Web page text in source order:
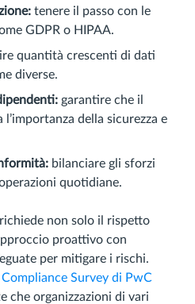
tenere il passo con le
GDPR o HIPAA.
quantità crescenti di dati
diverse.
garantire che il
della sicurezza e
bilanciare gli sforzi
quotidiane.
non solo il rispetto
proattivo con
per mitigare i rischi.
Survey di PwC
che organizzazioni di vari